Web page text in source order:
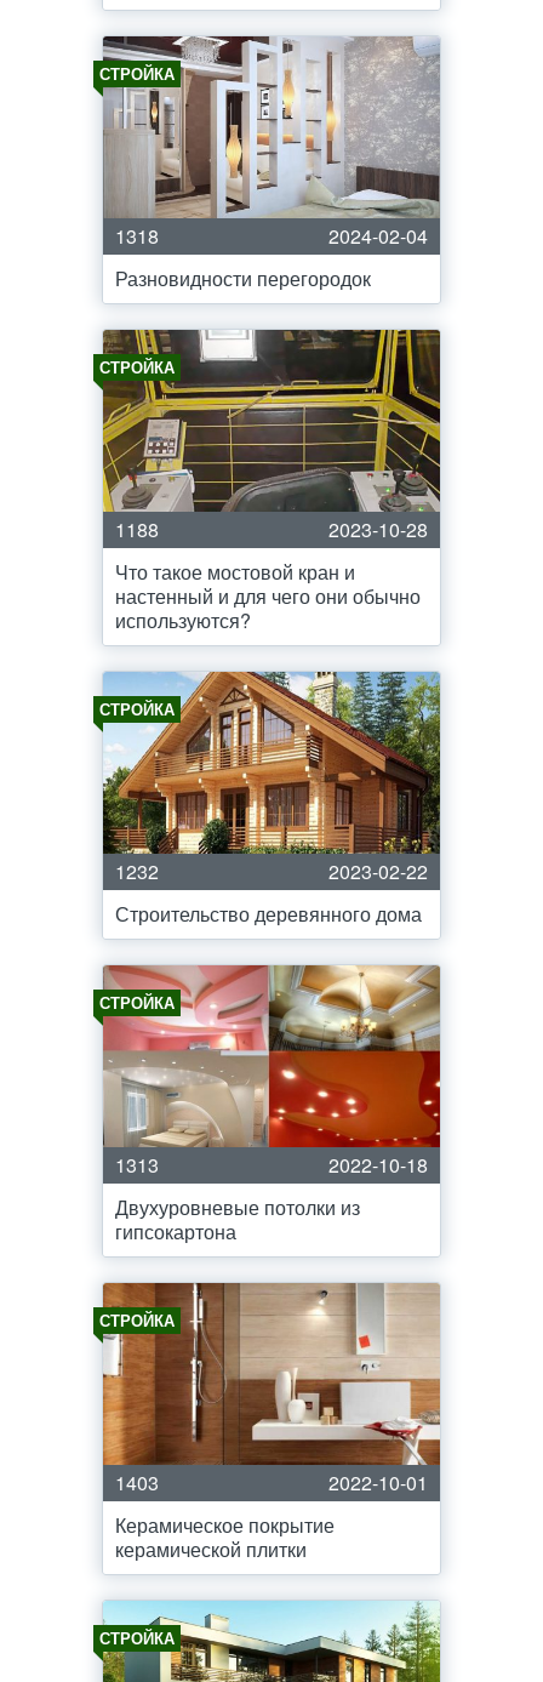
СТРОЙКА
1318
2024-02-04
Разновидности перегородок
СТРОЙКА
1188
2023-10-28
Что такое мостовой кран и
настенный и для чего они обычно
используются?
СТРОЙКА
1232
2023-02-22
Строительство деревянного дома
СТРОЙКА
1313
2022-10-18
Двухуровневые потолки из
гипсокартона
СТРОЙКА
1403
2022-10-01
Керамическое покрытие
керамической плитки
СТРОЙКА